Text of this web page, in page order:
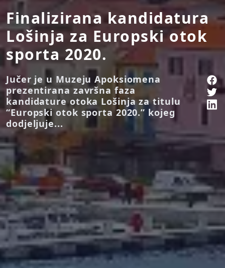
Finalizirana kandidatura
Lošinja za Europski otok
sporta 2020.
Jučer je u Muzeju Apoksiomena
prezentirana završna faza
kandidature otoka Lošinja za titulu
“Europski otok sporta 2020.” kojeg
dodjeljuje...